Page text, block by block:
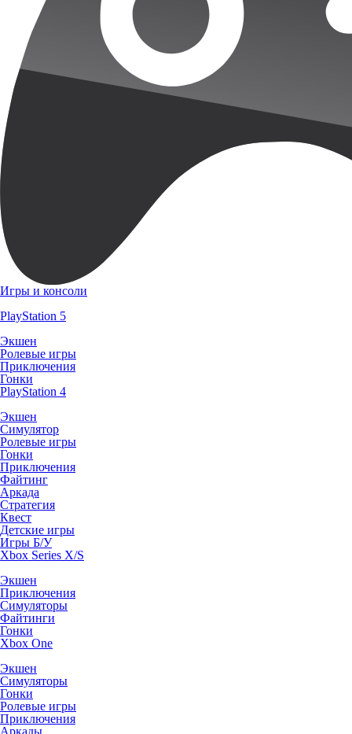
Игры и консоли
PlayStation 5
Экшен
Ролевые игры
Приключения
Гонки
PlayStation 4
Экшен
Симулятор
Ролевые игры
Гонки
Приключения
Файтинг
Аркада
Стратегия
Квест
Детские игры
Игры Б/У
Xbox Series X/S
Экшен
Приключения
Симуляторы
Файтинги
Гонки
Xbox One
Экшен
Симуляторы
Гонки
Ролевые игры
Приключения
Аркады